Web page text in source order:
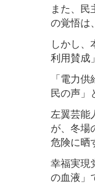
また、
の覚悟は
しかし
利用賛成
「電力
民の声」
左翼芸能
が、冬場
危険に晒
幸福実現
の血液」